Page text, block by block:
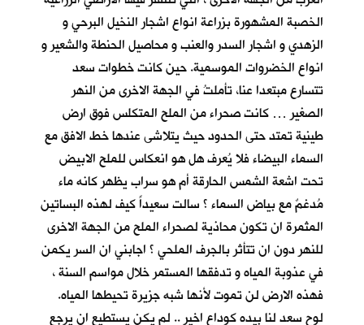
الخصبة المشهورة بزراعة انواع اشجار النخيل البرحي و
الزهدي و اشجار السدر والعنب و محاصيل الحنطة والشعير و
انواع الخضروات الموسمية. حين كانت خطوات سعد
تتسارع مبتعدا عنا، تأملتُ في الجهة الاخرى من النهر
الصغير … كانت صحراء من الملح المتكلس فوق ارض
طينية تمتد حتى الحدود حيث يتلاشى عندها خط الافق مع
السماء البيضاء فلا يُعرف هل هو انعكاس للملح الابيض
تحت اشعة الشمس الحارقة أم هو سراب يظهر كانه ماء
مُدغمٌ مع بياض السماء ؟ سالت سعيداً كيف لهذه البساتين
المثمرة ان تكون محاذية لصحراء الملح من الجهة الاخرى
للنهر دون ان تتأثر بالجرف الملحي ؟ اجابني ان السر يكمن
في عذوبة المياه و تدفقها المستمر خلال مواسم السنة ،
فهذه الارض لن تموت لأنها شبه جزيرة تحيطها المياه.
لوح سعد لنا بيده كوداع اخير .. لم يكن يستطيع ان يرجع